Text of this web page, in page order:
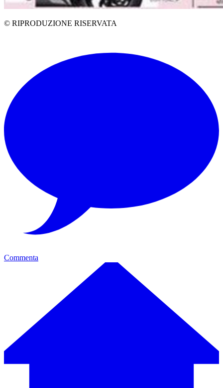
© RIPRODUZIONE RISERVATA
Commenta